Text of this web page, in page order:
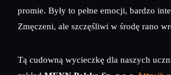
promie. Były to pełne emocji, bardzo
Zmęczeni, ale szczęśliwi w środę rano
Tą cudowną wycieczkę dla naszych